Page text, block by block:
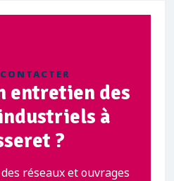
entretien des
à
?
réseaux et ouvrages